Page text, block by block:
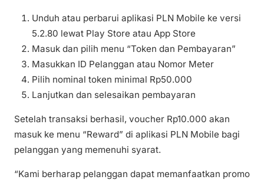
Unduh atau perbarui aplikasi PLN Mobile ke versi
5.2.80 lewat Play Store atau App Store
Masuk dan pilih menu “Token dan Pembayaran”
Masukkan ID Pelanggan atau Nomor Meter
Pilih nominal token minimal Rp50.000
Lanjutkan dan selesaikan pembayaran
Setelah transaksi berhasil, voucher Rp10.000 akan
masuk ke menu “Reward” di aplikasi PLN Mobile bagi
pelanggan yang memenuhi syarat.
“Kami berharap pelanggan dapat memanfaatkan promo